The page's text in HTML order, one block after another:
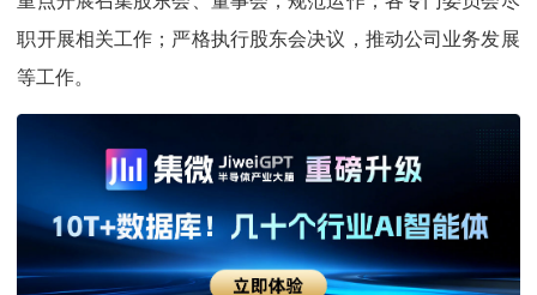
职开展相关工作；严格执行股东会决议，推动公司业务发展
等工作。